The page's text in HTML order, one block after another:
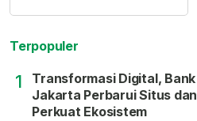
Terpopuler
1
Transformasi Digital, Bank
Jakarta Perbarui Situs dan
Perkuat Ekosistem